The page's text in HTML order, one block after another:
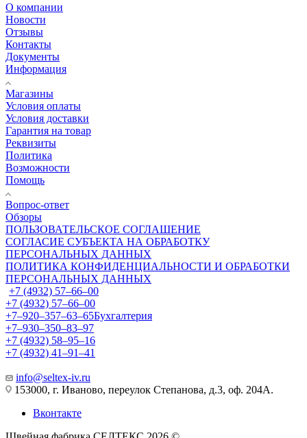
О компании
Новости
Отзывы
Контакты
Документы
Информация
Магазины
Условия оплаты
Условия доставки
Гарантия на товар
Реквизиты
Политика
Возможности
Помощь
Вопрос-ответ
Обзоры
ПОЛЬЗОВАТЕЛЬСКОЕ СОГЛАШЕНИЕ
СОГЛАСИЕ СУБЪЕКТА НА ОБРАБОТКУ
ПЕРСОНАЛЬНЫХ ДАННЫХ
ПОЛИТИКА КОНФИДЕНЦИАЛЬНОСТИ И ОБРАБОТКИ
ПЕРСОНАЛЬНЫХ ДАННЫХ
+7 (4932) 57‒66‒00
+7 (4932) 57‒66‒00
+7‒920‒357‒63‒65Бухгалтерия
+7‒930‒350‒83‒97
+7 (4932) 58‒95‒16
+7 (4932) 41‒91‒41
info@seltex-iv.ru
153000, г. Иваново, переулок Степанова, д.3, оф. 204А.
Вконтакте